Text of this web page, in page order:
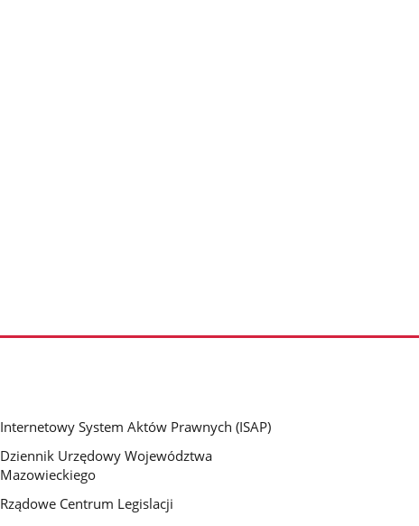
Internetowy System Aktów Prawnych (ISAP)
Dziennik Urzędowy Województwa
Mazowieckiego
Rządowe Centrum Legislacji